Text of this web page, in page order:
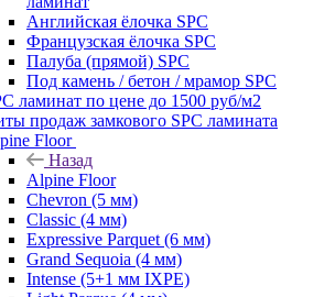
Английская ёлочка SPC
Французская ёлочка SPC
Палуба (прямой) SPC
Под камень / бетон / мрамор SPC
ламинат по цене до 1500 руб/м2
продаж замкового SPC ламината
Floor
Назад
Alpine Floor
Chevron (5 мм)
Classic (4 мм)
Expressive Parquet (6 мм)
Grand Sequoia (4 мм)
Intense (5+1 мм IXPE)